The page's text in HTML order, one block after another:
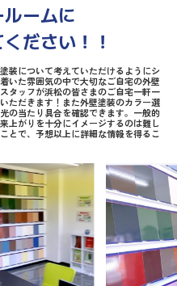
ームに
ださい！！
装について考えていただけるようにシ
いた雰囲気の中で大切なご自宅の外壁
タッフが浜松の皆さまのご自宅一軒一
ただきます！また外壁塗装のカラー選
の当たり具合を確認できます。一般的
上がりを十分にイメージするのは難し
とで、予想以上に詳細な情報を得るこ